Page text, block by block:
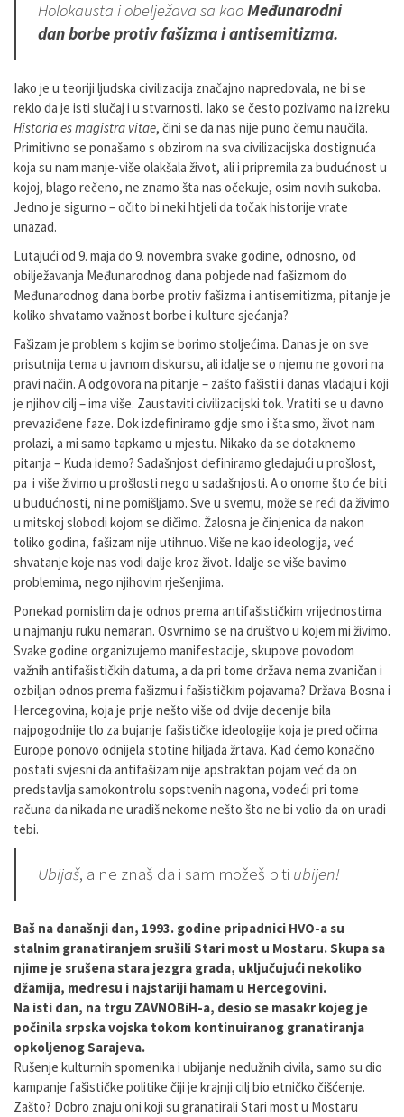
Holokausta i obelježava sa kaoMeđunarodni
dan borbe protiv fašizma i antisemitizma.
Iako je u teoriji ljudska civilizacija značajno napredovala, ne bi se
reklo da je isti slučaj i u stvarnosti. Iako se često pozivamo na izreku
Historia es magistra vitae, čini se da nas nije puno čemu naučila.
Primitivno se ponašamo s obzirom na sva civilizacijska dostignuća
koja su nam manje-više olakšala život, ali i pripremila za budućnost u
kojoj, blago rečeno, ne znamo šta nas očekuje, osim novih sukoba.
Jedno je sigurno – očito bi neki htjeli da točak historije vrate
unazad.
Lutajući od 9. maja do 9. novembra svake godine, odnosno, od
obilježavanja Međunarodnog dana pobjede nad fašizmom do
Međunarodnog dana borbe protiv fašizma i antisemitizma, pitanje je
koliko shvatamo važnost borbe i kulture sjećanja?
Fašizam je problem s kojim se borimo stoljećima. Danas je on sve
prisutnija tema u javnom diskursu, ali idalje se o njemu ne govori na
pravi način. A odgovora na pitanje – zašto fašisti i danas vladaju i koji
je njihov cilj – ima više. Zaustaviti civilizacijski tok. Vratiti se u davno
prevaziđene faze. Dok izdefiniramo gdje smo i šta smo, život nam
prolazi, a mi samo tapkamo u mjestu. Nikako da se dotaknemo
pitanja – Kuda idemo? Sadašnjost definiramo gledajući u prošlost,
pa i više živimo u prošlosti nego u sadašnjosti. A o onome što će biti
u budućnosti, ni ne pomišljamo. Sve u svemu, može se reći da živimo
u mitskoj slobodi kojom se dičimo. Žalosna je činjenica da nakon
toliko godina, fašizam nije utihnuo. Više ne kao ideologija, već
shvatanje koje nas vodi dalje kroz život. Idalje se više bavimo
problemima, nego njihovim rješenjima.
Ponekad pomislim da je odnos prema antifašističkim vrijednostima
u najmanju ruku nemaran. Osvrnimo se na društvo u kojem mi živimo.
Svake godine organizujemo manifestacije, skupove povodom
važnih antifašističkih datuma, a da pri tome država nema zvaničan i
ozbiljan odnos prema fašizmu i fašističkim pojavama? Država Bosna i
Hercegovina, koja je prije nešto više od dvije decenije bila
najpogodnije tlo za bujanje fašističke ideologije koja je pred očima
Europe ponovo odnijela stotine hiljada žrtava. Kad ćemo konačno
postati svjesni da antifašizam nije apstraktan pojam već da on
predstavlja samokontrolu sopstvenih nagona, vodeći pri tome
računa da nikada ne uradiš nekome nešto što ne bi volio da on uradi
tebi.
Ubijaš, a ne znaš da i sam možeš biti ubijen!
Baš na današnji dan, 1993. godine pripadnici HVO-a su
stalnim granatiranjem srušili Stari most u Mostaru. Skupa sa
njime je srušena stara jezgra grada, uključujući nekoliko
džamija, medresu i najstariji hamam u Hercegovini.
Na isti dan, na trgu ZAVNOBiH-a, desio se masakr kojeg je
počinila srpska vojska tokom kontinuiranog granatiranja
opkoljenog Sarajeva.
Rušenje kulturnih spomenika i ubijanje nedužnih civila, samo su dio
kampanje fašističke politike čiji je krajnji cilj bio etničko čišćenje.
Zašto? Dobro znaju oni koji su granatirali Stari most u Mostaru